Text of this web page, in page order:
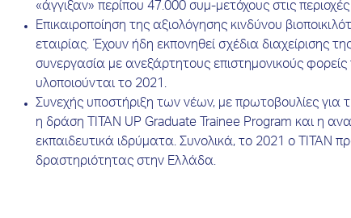
«άγγιξαν» περίπου 47.000 συμ-μετόχους στις
Επικαιροποίηση της αξιολόγησης κινδύνου
εταιρίας. Έχουν ήδη εκπονηθεί σχέδια διαχείρισης
συνεργασία με ανεξάρτητους επιστημονικούς
υλοποιούνται το 2021.
Συνεχής υποστήριξη των νέων, με πρωτοβουλίες
η δράση TITAN UP Graduate Trainee Program και η
εκπαιδευτικά ιδρύματα. Συνολικά, το 2021 ο ΤΙΤΑΝ
δραστηριότητας στην Ελλάδα.